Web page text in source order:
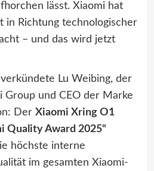
lässt. Xiaomi hat
in Richtung technologischer
– und das wird jetzt
Lu Weibing, der
Group und CEO der Marke
Der Xiaomi Xring O1
Quality Award 2025“
höchste interne
im gesamten Xiaomi-